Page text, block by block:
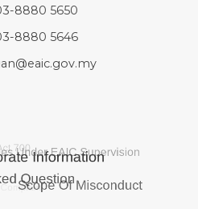
8880 5650
8880 5646